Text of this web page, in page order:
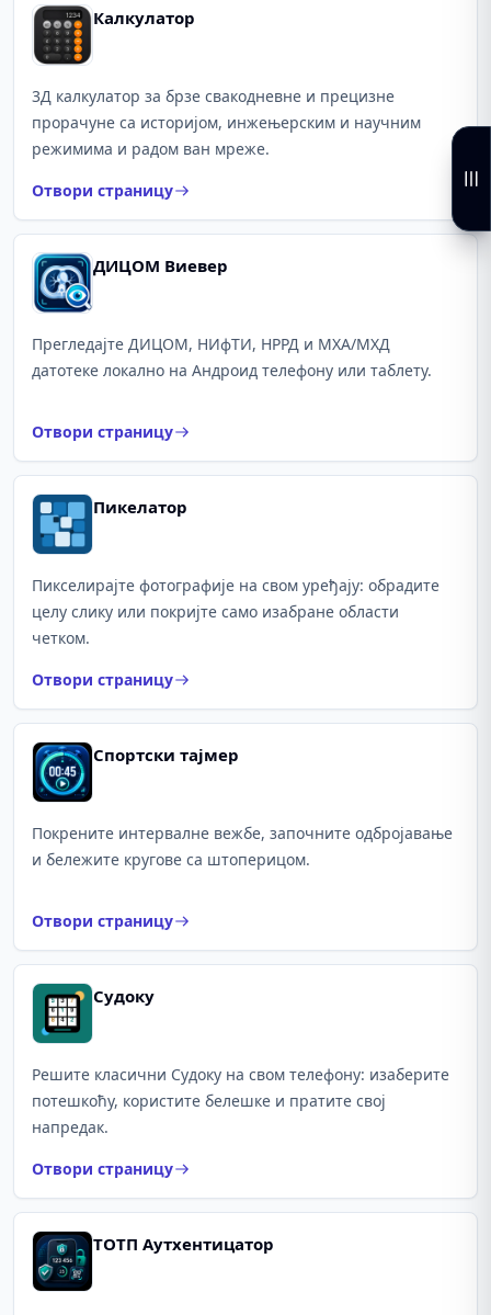
Калкулатор
3Д калкулатор за брзе свакодневне и прецизне
прорачуне са историјом, инжењерским и научним
режимима и радом ван мреже.
Отвори страницу
ДИЦОМ Виевер
Прегледајте ДИЦОМ, НИфТИ, НРРД и МХА/МХД
датотеке локално на Андроид телефону или таблету.
Отвори страницу
Пикелатор
Пикселирајте фотографије на свом уређају: обрадите
целу слику или покријте само изабране области
четком.
Отвори страницу
Спортски тајмер
Покрените интервалне вежбе, започните одбројавање
и бележите кругове са штоперицом.
Отвори страницу
Судоку
Решите класични Судоку на свом телефону: изаберите
потешкоћу, користите белешке и пратите свој
напредак.
Отвори страницу
ТОТП Аутхентицатор